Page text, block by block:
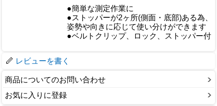
●簡単な測定作業に
●ストッパーが2ヶ所(側面・底部)ある為、
姿勢や向きに応じて使い分けができます
●ベルトクリップ、ロック、ストッパー付
レビューを書く
商品についてのお問い合わせ
お気に入りに登録